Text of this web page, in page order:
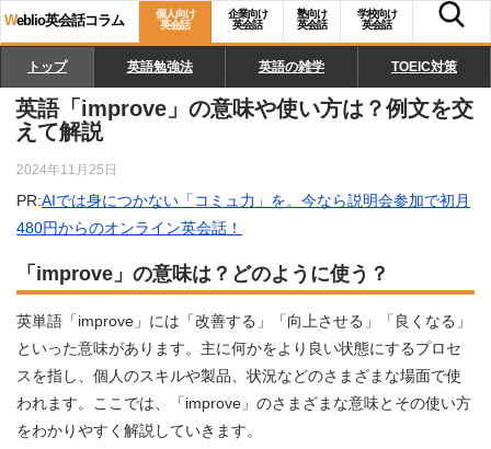
Weblio英会話コラム
個人向け
英会話
企業向け
英会話
塾向け
英会話
学校向け
英会話
トップ 英語勉強法 英語の雑学 TOEIC対策
英語「improve」の意味や使い方は？例文を交
えて解説
2024年11月25日
PR:AIでは身につかない「コミュ力」を。今なら説明会参加で初月
480円からのオンライン英会話！
「improve」の意味は？どのように使う？
英単語「improve」には「改善する」「向上させる」「良くなる」
といった意味があります。主に何かをより良い状態にするプロセ
スを指し、個人のスキルや製品、状況などのさまざまな場面で使
われます。ここでは、「improve」のさまざまな意味とその使い方
をわかりやすく解説していきます。